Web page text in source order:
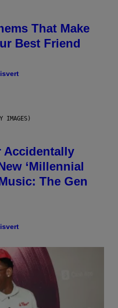
That Make
Best Friend
IMAGES)
Accidentally
‘Millennial
The Gen